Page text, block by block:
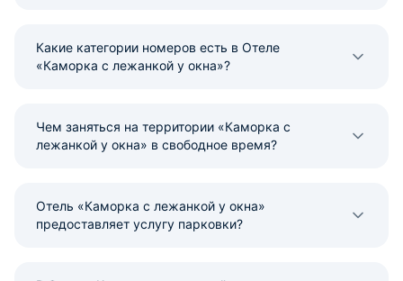
Какие категории номеров есть в Отеле
«Каморка с лежанкой у окна»?
Чем заняться на территории «Каморка с
лежанкой у окна» в свободное время?
Отель «Каморка с лежанкой у окна»
предоставляет услугу парковки?